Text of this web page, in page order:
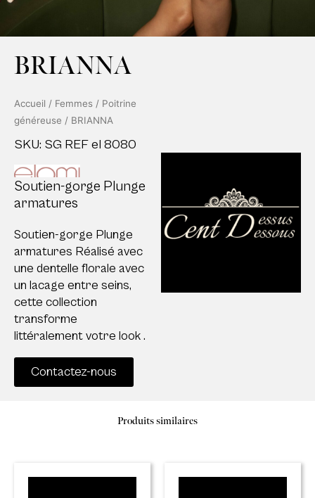
BRIANNA
Accueil / Femmes / Poitrine
généreuse / BRIANNA
SKU: SG REF el 8080
Soutien-gorge Plunge
armatures
Soutien-gorge Plunge
armatures Réalisé avec
une dentelle florale avec
un lacage entre seins,
cette collection
transforme
littéralement votre look .
Contactez-nous
Produits similaires